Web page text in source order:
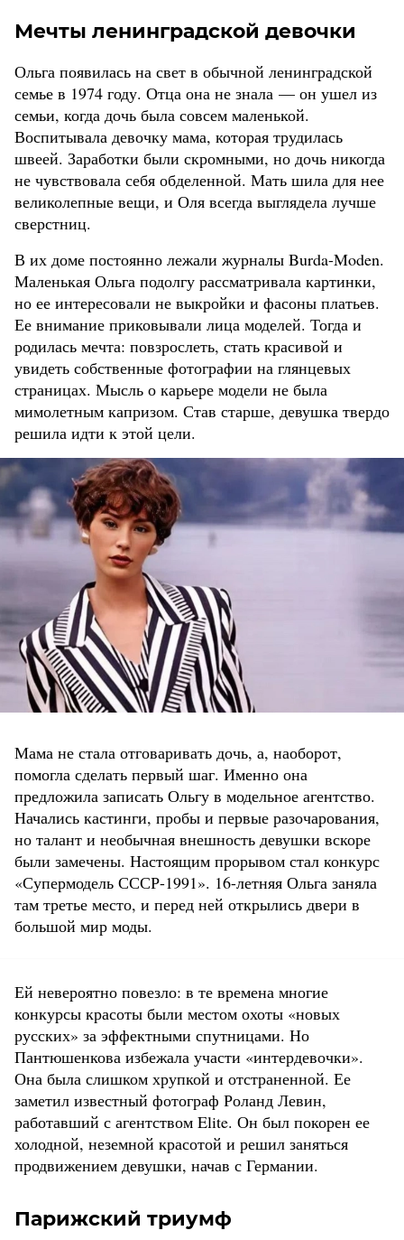
Мечты ленинградской девочки
Ольга появилась на свет в обычной ленинградской
семье в 1974 году. Отца она не знала — он ушел из
семьи, когда дочь была совсем маленькой.
Воспитывала девочку мама, которая трудилась
швеей. Заработки были скромными, но дочь никогда
не чувствовала себя обделенной. Мать шила для нее
великолепные вещи, и Оля всегда выглядела лучше
сверстниц.
В их доме постоянно лежали журналы Burda-Moden.
Маленькая Ольга подолгу рассматривала картинки,
но ее интересовали не выкройки и фасоны платьев.
Ее внимание приковывали лица моделей. Тогда и
родилась мечта: повзрослеть, стать красивой и
увидеть собственные фотографии на глянцевых
страницах. Мысль о карьере модели не была
мимолетным капризом. Став старше, девушка твердо
решила идти к этой цели.
Мама не стала отговаривать дочь, а, наоборот,
помогла сделать первый шаг. Именно она
предложила записать Ольгу в модельное агентство.
Начались кастинги, пробы и первые разочарования,
но талант и необычная внешность девушки вскоре
были замечены. Настоящим прорывом стал конкурс
«Супермодель СССР-1991». 16-летняя Ольга заняла
там третье место, и перед ней открылись двери в
большой мир моды.
Ей невероятно повезло: в те времена многие
конкурсы красоты были местом охоты «новых
русских» за эффектными спутницами. Но
Пантюшенкова избежала участи «интердевочки».
Она была слишком хрупкой и отстраненной. Ее
заметил известный фотограф Роланд Левин,
работавший с агентством Elite. Он был покорен ее
холодной, неземной красотой и решил заняться
продвижением девушки, начав с Германии.
Парижский триумф